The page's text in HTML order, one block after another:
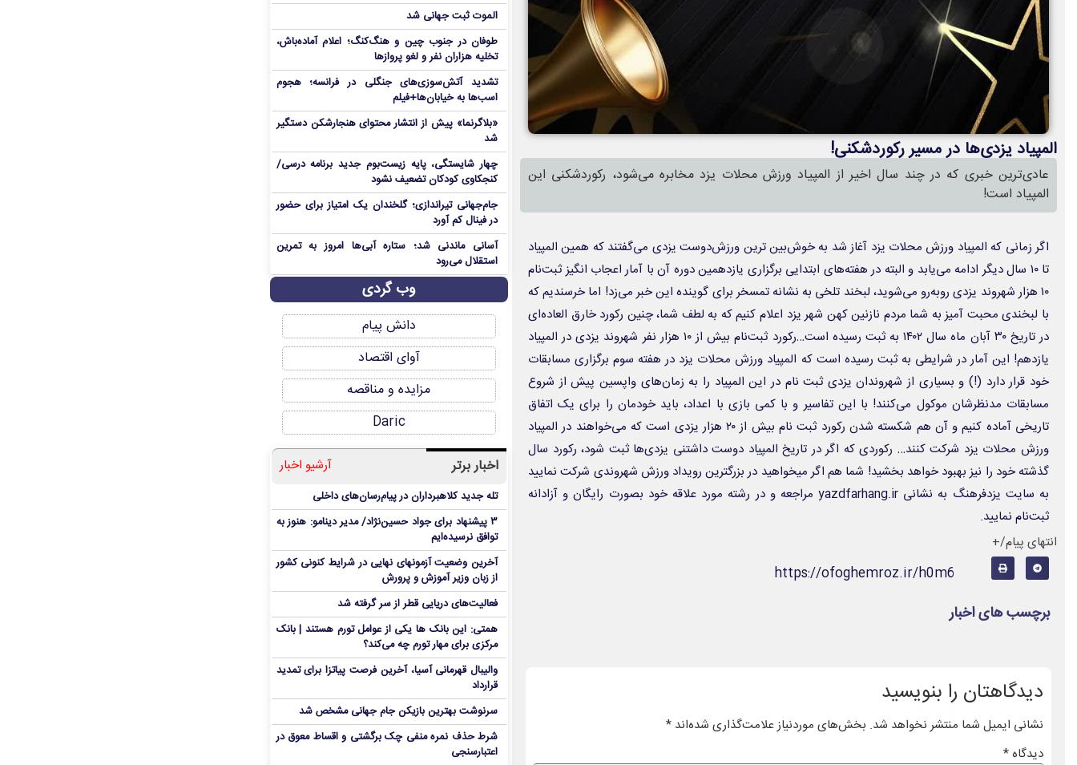
المپیاد یزدی‌ها در مسیر رکوردشکنی!
عادی‌ترین خبری که در چند سال اخیر از المپیاد ورزش محلات یزد مخابره می‌شود، رکوردشکنی این
المپیاد است!
اگر زمانی که المپیاد ورزش محلات یزد آغاز شد به خوش‌بین ترین ورزش‌دوست یزدی می‌گفتند که همین المپیاد
تا ۱۰ سال دیگر ادامه می‌یابد و البته در هفته‌های ابتدایی برگزاری یازدهمین دوره آن با آمار اعجاب انگیز ثبت‌نام
۱۰ هزار شهروند یزدی روبه‌رو می‌شوید، لبخند تلخی به نشانه تمسخر برای گوینده این خبر می‌زد! اما خرسندیم که
با لبخندی محبت آمیز به شما مردم نازنین کهن شهر یزد اعلام کنیم که به لطف شما، چنین رکورد خارق العاده‌ای
در تاریخ ۳۰ آبان ماه سال ۱۴۰۲ به ثبت رسیده است…رکورد ثبت‌نام بیش از ۱۰ هزار نفر شهروند یزدی در المپیاد
یازدهم! این آمار در شرایطی به ثبت رسیده است که المپیاد ورزش محلات یزد در هفته سوم برگزاری مسابقات
خود قرار دارد (!) و بسیاری از شهروندان یزدی ثبت نام در این المپیاد را به زمان‌های واپسین پیش از شروع
مسابقات مدنظرشان موکول می‌کنند! با این تفاسیر و با کمی بازی با اعداد، باید خودمان را برای یک اتفاق
تاریخی آماده کنیم و آن هم شکسته شدن رکورد ثبت نام بیش از ۲۰ هزار یزدی است که می‌خواهند در المپیاد
ورزش محلات یزد شرکت کنند… رکوردی که اگر در تاریخ المپیاد دوست داشتنی یزدی‌ها ثبت شود، رکورد سال
گذشته خود را نیز بهبود خواهد بخشید! شما هم اگر میخواهید در بزرگترین رویداد ورزش شهروندی شرکت نمایید
به سایت یزدفرهنگ به نشانی yazdfarhang.ir مراجعه و در رشته مورد علاقه خود بصورت رایگان و آزادانه
ثبت‌نام نمایید.
انتهای پیام/+
https://ofoghemroz.ir/h0m6
برچسب های اخبار
دیدگاهتان را بنویسید
نشانی ایمیل شما منتشر نخواهد شد. بخش‌های موردنیاز علامت‌گذاری شده‌اند*
دیدگاه*
الموت ثبت جهانی شد
طوفان در جنوب چین و هنگ‌کنگ؛ اعلام آماده‌باش،
تخلیه هزاران نفر و لغو پروازها
تشدید آتش‌سوزی‌های جنگلی در فرانسه؛ هجوم
اسب‌ها به خیابان‌ها+فیلم
«بلاگرنما» پیش از انتشار محتوای هنجارشکن دستگیر
شد
چهار شایستگی، پایه زیست‌بوم جدید برنامه درسی/
کنجکاوی کودکان تضعیف نشود
جام‌جهانی تیراندازی؛ گلخندان یک امتیاز برای حضور
در فینال کم آورد
آسانی ماندنی شد؛ ستاره آبی‌ها امروز به تمرین
استقلال می‌رود
وب گردی
دانش پیام
آوای اقتصاد
مزایده و مناقصه
Daric
اخبار برتر آرشیو اخبار
تله جدید کلاهبرداران در پیام‌رسان‌های داخلی
۳ پیشنهاد برای جواد حسین‌نژاد/ مدیر دینامو: هنوز به
توافق نرسیده‌ایم
آخرین وضعیت آزمونهای نهایی در شرایط کنونی کشور
از زبان وزیر آموزش و پرورش
فعالیت‌های دریایی قطر از سر گرفته شد
همتی: این بانک ها یکی از عوامل تورم هستند | بانک
مرکزی برای مهار تورم چه می‌کند؟
والیبال قهرمانی آسیا، آخرین فرصت پیاتزا برای تمدید
قرارداد
سرنوشت بهترین بازیکن جام جهانی مشخص شد
شرط حذف نمره منفی چک برگشتی و اقساط معوق در
اعتبارسنجی